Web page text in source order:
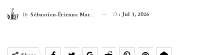
By Sébastien-Étienne Marechal On Jul 3, 2026